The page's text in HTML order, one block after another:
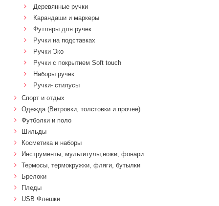
Деревянные ручки
Карандаши и маркеры
Футляры для ручек
Ручки на подставках
Ручки Эко
Ручки с покрытием Soft touch
Наборы ручек
Ручки- стилусы
Спорт и отдых
Одежда (Ветровки, толстовки и прочее)
Футболки и поло
Шильды
Косметика и наборы
Инструменты, мультитулы,ножи, фонари
Термосы, термокружки, фляги, бутылки
Брелоки
Пледы
USB Флешки